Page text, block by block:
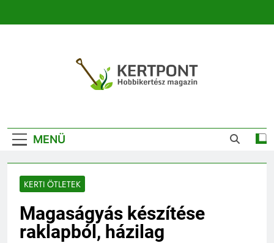
Kertészeti
Magazin |
Növénykereső És
Növényhatározó
MENÜ
KERTI ÖTLETEK
Magaságyás készítése
raklapból, házilag